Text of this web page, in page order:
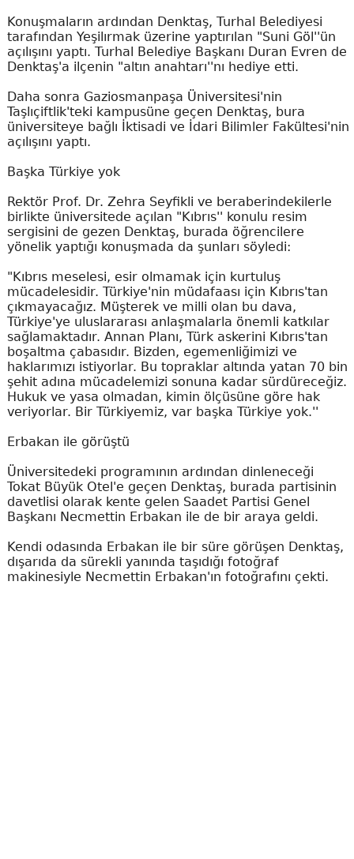
Konuşmaların ardından Denktaş, Turhal Belediyesi
tarafından Yeşilırmak üzerine yaptırılan "Suni Göl''ün
açılışını yaptı. Turhal Belediye Başkanı Duran Evren de
Denktaş'a ilçenin "altın anahtarı''nı hediye etti.
Daha sonra Gaziosmanpaşa Üniversitesi'nin
Taşlıçiftlik'teki kampusüne geçen Denktaş, bura
üniversiteye bağlı İktisadi ve İdari Bilimler Fakültesi'nin
açılışını yaptı.
Başka Türkiye yok
Rektör Prof. Dr. Zehra Seyfikli ve beraberindekilerle
birlikte üniversitede açılan "Kıbrıs'' konulu resim
sergisini de gezen Denktaş, burada öğrencilere
yönelik yaptığı konuşmada da şunları söyledi:
"Kıbrıs meselesi, esir olmamak için kurtuluş
mücadelesidir. Türkiye'nin müdafaası için Kıbrıs'tan
çıkmayacağız. Müşterek ve milli olan bu dava,
Türkiye'ye uluslararası anlaşmalarla önemli katkılar
sağlamaktadır. Annan Planı, Türk askerini Kıbrıs'tan
boşaltma çabasıdır. Bizden, egemenliğimizi ve
haklarımızı istiyorlar. Bu topraklar altında yatan 70 bin
şehit adına mücadelemizi sonuna kadar sürdüreceğiz.
Hukuk ve yasa olmadan, kimin ölçüsüne göre hak
veriyorlar. Bir Türkiyemiz, var başka Türkiye yok.''
Erbakan ile görüştü
Üniversitedeki programının ardından dinleneceği
Tokat Büyük Otel'e geçen Denktaş, burada partisinin
davetlisi olarak kente gelen Saadet Partisi Genel
Başkanı Necmettin Erbakan ile de bir araya geldi.
Kendi odasında Erbakan ile bir süre görüşen Denktaş,
dışarıda da sürekli yanında taşıdığı fotoğraf
makinesiyle Necmettin Erbakan'ın fotoğrafını çekti.